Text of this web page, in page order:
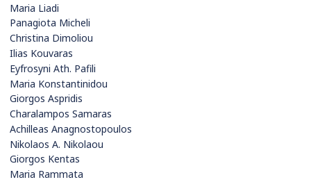
Maria Liadi
Panagiota Micheli
Christina Dimoliou
Ilias Kouvaras
Eyfrosyni Ath. Pafili
Maria Konstantinidou
Giorgos Aspridis
Charalampos Samaras
Achilleas Anagnostopoulos
Nikolaos A. Nikolaou
Giorgos Kentas
Maria Rammata